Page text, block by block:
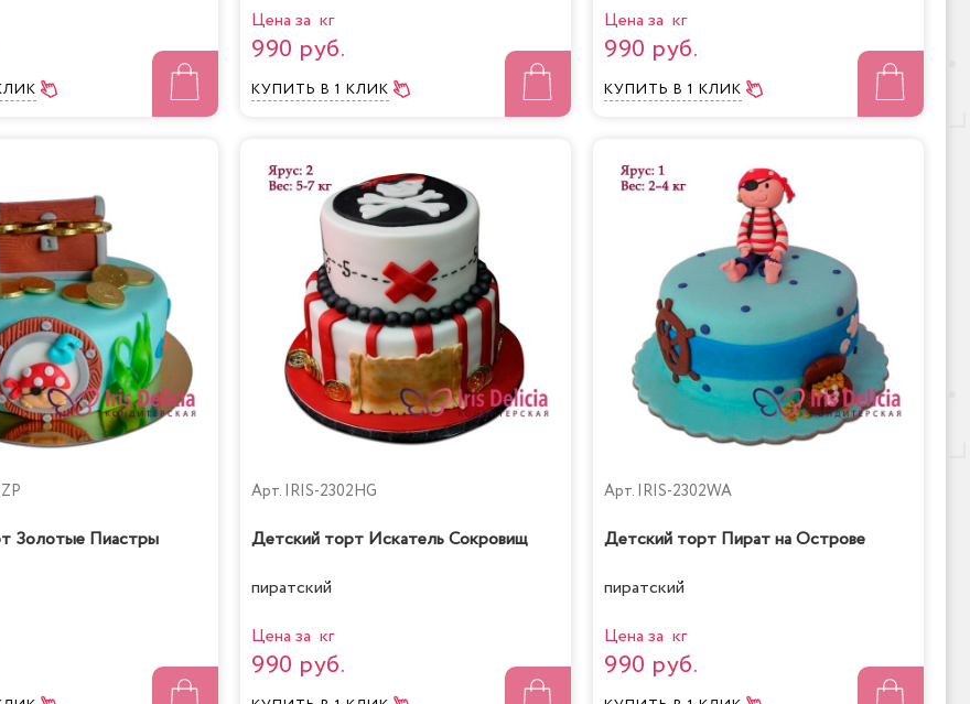
Цена за кг
990 руб.
КУПИТЬ В 1 КЛИК
Цена за кг
990 руб.
КУПИТЬ В 1 КЛИК
Золотые Пиастры
Арт. IRIS-2302HG
Детский торт Искатель Сокровищ
пиратский
Цена за кг
990 руб.
Арт. IRIS-2302WA
Детский торт Пират на Острове
пиратский
Цена за кг
990 руб.